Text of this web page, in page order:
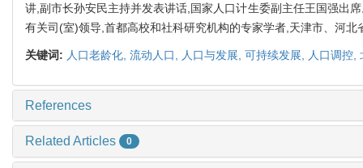
讲,副市长孙安民主持并发表讲话,国家人口计生委副主任王国强出
有关司(室)领导,首都高校和社科研究机构的专家学者,天津市、河
关键词: 人口老龄化, 流动人口, 人口与发展, 可持续发展, 人口调控,
References
Related Articles 0